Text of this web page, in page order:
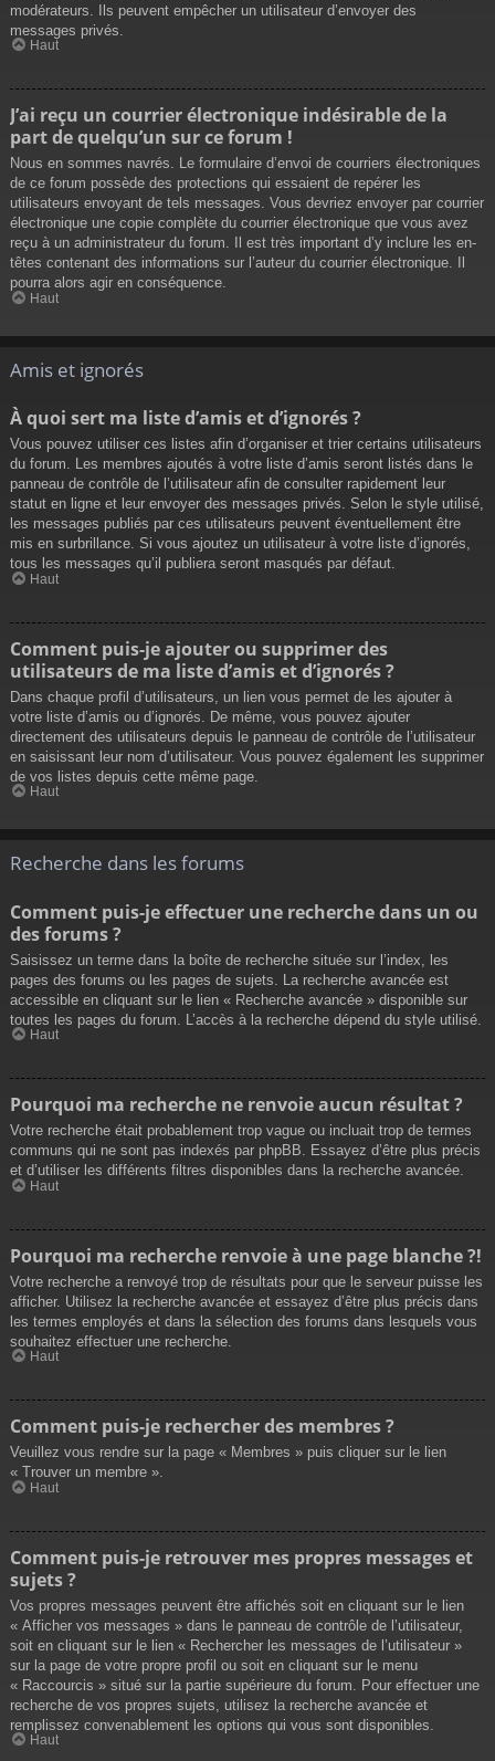
modérateurs. Ils peuvent empêcher un utilisateur d’envoyer des
messages privés.
Haut
J’ai reçu un courrier électronique indésirable de la
part de quelqu’un sur ce forum !
Nous en sommes navrés. Le formulaire d’envoi de courriers électroniques
de ce forum possède des protections qui essaient de repérer les
utilisateurs envoyant de tels messages. Vous devriez envoyer par courrier
électronique une copie complète du courrier électronique que vous avez
reçu à un administrateur du forum. Il est très important d’y inclure les en-
têtes contenant des informations sur l’auteur du courrier électronique. Il
pourra alors agir en conséquence.
Haut
Amis et ignorés
À quoi sert ma liste d’amis et d’ignorés ?
Vous pouvez utiliser ces listes afin d’organiser et trier certains utilisateurs
du forum. Les membres ajoutés à votre liste d’amis seront listés dans le
panneau de contrôle de l’utilisateur afin de consulter rapidement leur
statut en ligne et leur envoyer des messages privés. Selon le style utilisé,
les messages publiés par ces utilisateurs peuvent éventuellement être
mis en surbrillance. Si vous ajoutez un utilisateur à votre liste d’ignorés,
tous les messages qu’il publiera seront masqués par défaut.
Haut
Comment puis-je ajouter ou supprimer des
utilisateurs de ma liste d’amis et d’ignorés ?
Dans chaque profil d’utilisateurs, un lien vous permet de les ajouter à
votre liste d’amis ou d’ignorés. De même, vous pouvez ajouter
directement des utilisateurs depuis le panneau de contrôle de l’utilisateur
en saisissant leur nom d’utilisateur. Vous pouvez également les supprimer
de vos listes depuis cette même page.
Haut
Recherche dans les forums
Comment puis-je effectuer une recherche dans un ou
des forums ?
Saisissez un terme dans la boîte de recherche située sur l’index, les
pages des forums ou les pages de sujets. La recherche avancée est
accessible en cliquant sur le lien « Recherche avancée » disponible sur
toutes les pages du forum. L’accès à la recherche dépend du style utilisé.
Haut
Pourquoi ma recherche ne renvoie aucun résultat ?
Votre recherche était probablement trop vague ou incluait trop de termes
communs qui ne sont pas indexés par phpBB. Essayez d’être plus précis
et d’utiliser les différents filtres disponibles dans la recherche avancée.
Haut
Pourquoi ma recherche renvoie à une page blanche ?!
Votre recherche a renvoyé trop de résultats pour que le serveur puisse les
afficher. Utilisez la recherche avancée et essayez d’être plus précis dans
les termes employés et dans la sélection des forums dans lesquels vous
souhaitez effectuer une recherche.
Haut
Comment puis-je rechercher des membres ?
Veuillez vous rendre sur la page « Membres » puis cliquer sur le lien
« Trouver un membre ».
Haut
Comment puis-je retrouver mes propres messages et
sujets ?
Vos propres messages peuvent être affichés soit en cliquant sur le lien
« Afficher vos messages » dans le panneau de contrôle de l’utilisateur,
soit en cliquant sur le lien « Rechercher les messages de l’utilisateur »
sur la page de votre propre profil ou soit en cliquant sur le menu
« Raccourcis » situé sur la partie supérieure du forum. Pour effectuer une
recherche de vos propres sujets, utilisez la recherche avancée et
remplissez convenablement les options qui vous sont disponibles.
Haut